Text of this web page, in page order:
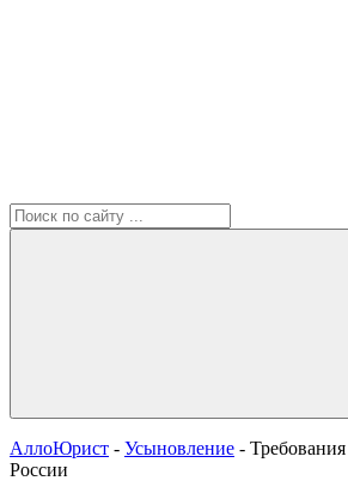
АллоЮрист - Усыновление -
России